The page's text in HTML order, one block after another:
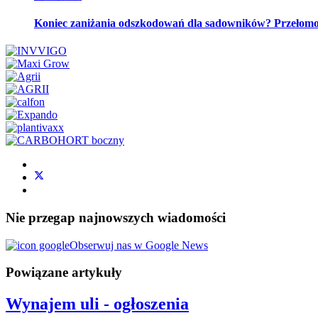
Koniec zaniżania odszkodowań dla sadowników?
Nie przegap najnowszych wiadomości
Obserwuj nas w Google News
Powiązane artykuły
Wynajem uli - ogłoszenia